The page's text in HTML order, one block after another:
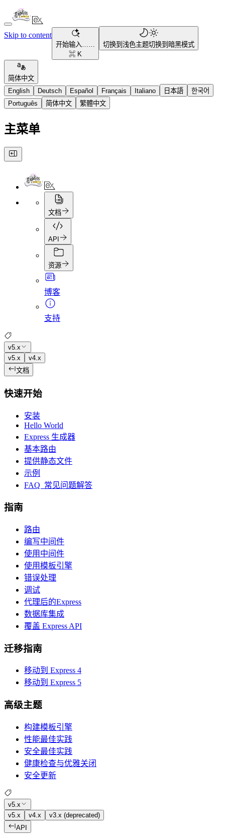
Skip to content
开始输入……
⌘ K
切换到浅色主题切换到暗黑模式
简体中文
English
Deutsch Español Français Italiano 日本語
한국어
Português
简体中文 繁體中文
主菜单
文档
API
资源
博客
支持
v5.x
v5.x
v4.x
文档
快速开始
安装
Hello World
Express 生成器
基本路由
提供静态文件
示例
FAQ 常见问题解答
指南
路由
编写中间件
使用中间件
使用模板引擎
错误处理
调试
代理后的Express
数据库集成
覆盖 Express API
迁移指南
移动到 Express 4
移动到 Express 5
高级主题
构建模板引擎
性能最佳实践
安全最佳实践
健康检查与优雅关闭
安全更新
v5.x
v5.x
v4.x
v3.x (deprecated)
API